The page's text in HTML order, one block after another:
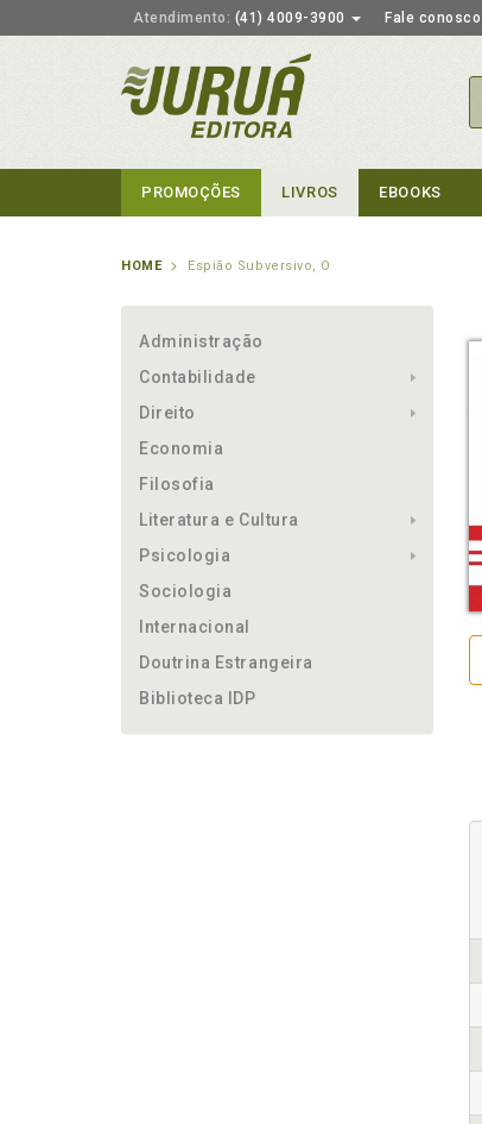
Atendimento: (41) 4009-3900 Fale conosco
PROMOÇÕES LIVROS EBOOKS
HOME Espião Subversivo, O
Administração
Contabilidade
Direito
Economia
Filosofia
Literatura e Cultura
Psicologia
Sociologia
Internacional
Doutrina Estrangeira
Biblioteca IDP